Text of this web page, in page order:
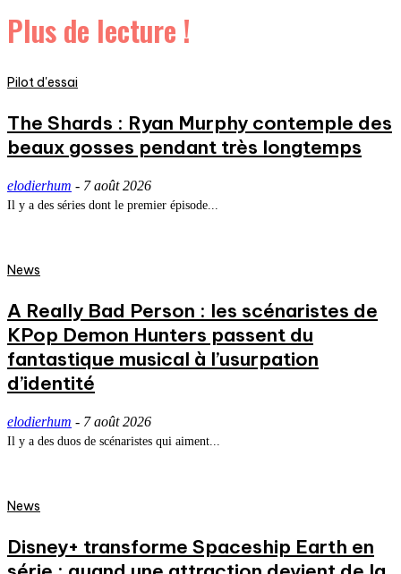
Plus de lecture !
Pilot d'essai
The Shards : Ryan Murphy contemple des
beaux gosses pendant très longtemps
elodierhum - 7 août 2026
Il y a des séries dont le premier épisode...
News
A Really Bad Person : les scénaristes de
KPop Demon Hunters passent du
fantastique musical à l’usurpation
d’identité
elodierhum - 7 août 2026
Il y a des duos de scénaristes qui aiment...
News
Disney+ transforme Spaceship Earth en